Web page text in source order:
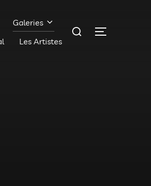
Galeries
Les Artistes
Rechercher :